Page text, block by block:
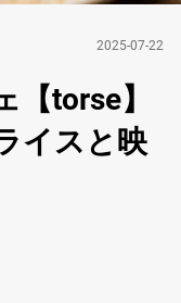
2025-07-22
torse】
イスと映